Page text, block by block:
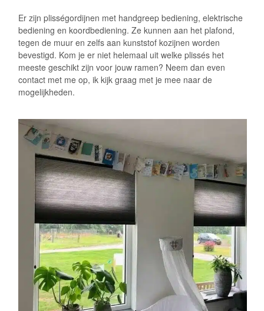
Er zijn plisségordijnen met handgreep bediening, elektrische
bediening en koordbediening. Ze kunnen aan het plafond,
tegen de muur en zelfs aan kunststof kozijnen worden
bevestigd. Kom je er niet helemaal uit welke plissés het
meeste geschikt zijn voor jouw ramen? Neem dan even
contact met me op, ik kijk graag met je mee naar de
mogelijkheden.